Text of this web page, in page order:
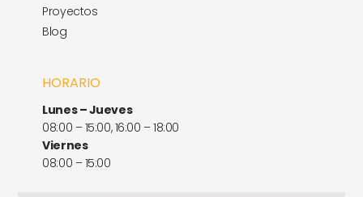
Proyectos
Blog
HORARIO
Lunes – Jueves
08:00 – 15:00, 16:00 – 18:00
Viernes
08:00 – 15:00